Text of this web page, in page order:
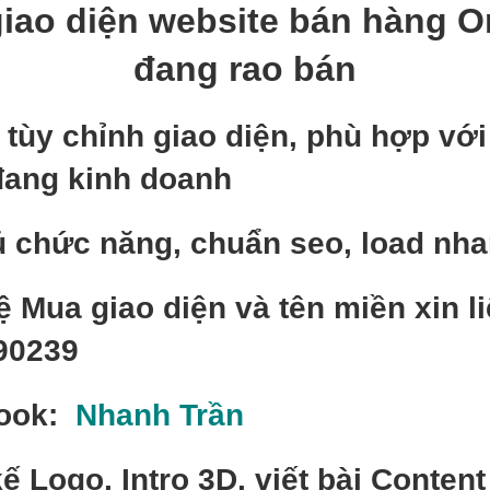
move free co may loai ,co may loai move free, dau khop move
CHUYÊN MỤC
diện website bán hàng
đang rao bán
tùy chỉnh giao diện, phù hợp
kinh doanh
chức năng, chuẩn seo, load
Mua giao diện và tên miền xin
Nhanh Trần
Logo, Intro 3D, viết bài Content